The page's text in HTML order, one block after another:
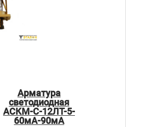
Арматура
светодиодная
АСКМ-С-12ЛТ-5-
60мА-90мА